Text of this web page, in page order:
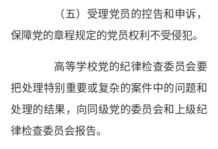
（五）受理党员的控告和申诉，
保障党的章程规定的党员权利不受侵犯。
高等学校党的纪律检查委员会要
把处理特别重要或复杂的案件中的问题和
处理的结果，向同级党的委员会和上级纪
律检查委员会报告。